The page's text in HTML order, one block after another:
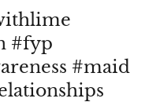
#fyp
#maid